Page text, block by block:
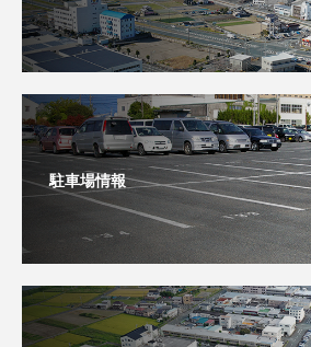
駐車場情報